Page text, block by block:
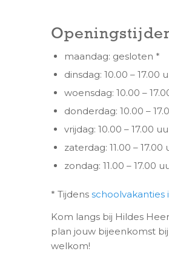
maandag: gesloten *
dinsdag: 10.00 – 17.00
woensdag: 10.00 –
donderdag: 10.00 –
vrijdag: 10.00 – 17.00
zaterdag: 11.00 – 17.00
zondag: 11.00 – 17.00
* Tijdens schoolvakanties
Kom langs bij Hildes
plan jouw bijeenkomst
welkom!